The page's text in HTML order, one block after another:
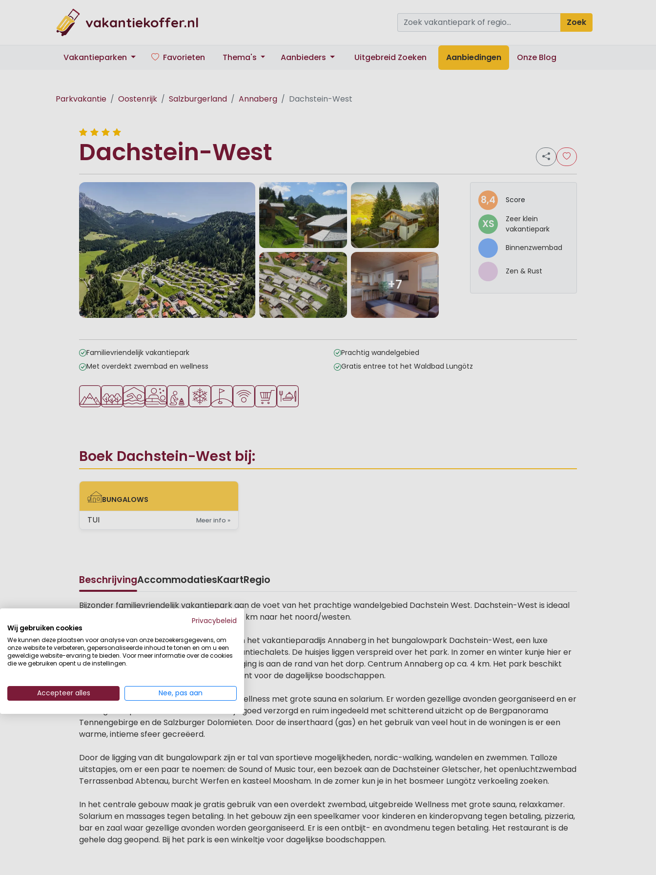
vakantiekoffer.nl Zoek
Vakantieparken Favorieten Thema's Aanbieders Uitgebreid Zoeken Aanbiedingen Onze Blog
Parkvakantie Oostenrijk Salzburgerland Annaberg Dachstein-West
Dachstein-West
+7
8,4 Score
XS
Zeer klein
vakantiepark
Binnenzwembad
Zen & Rust
Familievriendelijk vakantiepark
Met overdekt zwembad en wellness
Prachtig wandelgebied
Gratis entree tot het Waldbad Lungötz
Ligt in de heuvels/bergen
Ligt in een bosrijke omgeving
Overdekt zwembad
Wellnessfaciliteiten
Aanbevolen voor jonge kinderen
Wintervakantie
Golfbaan in de buurt
WiFi beschikbaar
Parkwinkel/Supermarkt
Restaurant of pizzeria
Boek Dachstein-West bij:
BUNGALOWS
BUNGALOWS
TUI Meer info »
BeschrijvingAccommodatiesKaartRegio
Beschrijving
Bijzonder familievriendelijk vakantiepark aan de voet van het prachtige wandelgebied Dachstein West. Dachstein-West is ideaal
voor families met kinderen. Salzburg ligt 70 km naar het noord/westen.
De vakantiewoning ligt op 1000 m hoogte in het vakantieparadijs Annaberg in het bungalowpark Dachstein-West, een luxe
vakantieoord met 70 nieuwgebouwde vakantiechalets. De huisjes liggen verspreid over het park. In zomer en winter kunje hier er
een heerlijke vakantie doorbrengen. De ligging is aan de rand van het dorp. Centrum Annaberg op ca. 4 km. Het park beschikt
over een eigen winkeltje waar je terecht kunt voor de dagelijkse boodschappen.
Er is een overdekt zwembad, uitgebreide wellness met grote sauna en solarium. Er worden gezellige avonden georganiseerd en er
is een goede pizzeria en bar. De huizen zijn goed verzorgd en ruim ingedeeld met schitterend uitzicht op de Bergpanorama
Tennengebirge en de Salzburger Dolomieten. Door de inserthaard (gas) en het gebruik van veel hout in de woningen is er een
warme, intieme sfeer gecreëerd.
Door de ligging van dit bungalowpark zijn er tal van sportieve mogelijkheden, nordic-walking, wandelen en zwemmen. Talloze
uitstapjes, om er een paar te noemen: de Sound of Music tour, een bezoek aan de Dachsteiner Gletscher, het openluchtzwembad
Terrassenbad Abtenau, burcht Werfen en kasteel Moosham. In de zomer kun je in het bosmeer Lungötz verkoeling zoeken.
In het centrale gebouw maak je gratis gebruik van een overdekt zwembad, uitgebreide Wellness met grote sauna, relaxkamer.
Solarium en massages tegen betaling. In het gebouw zijn een speelkamer voor kinderen en kinderopvang tegen betaling, pizzeria,
bar en zaal waar gezellige avonden worden georganiseerd. Er is een ontbijt- en avondmenu tegen betaling. Het restaurant is de
gehele dag geopend. Bij het park is een winkeltje voor dagelijkse boodschappen.
Privacybeleid
Wij gebruiken cookies
We kunnen deze plaatsen voor analyse van onze bezoekersgegevens, om
onze website te verbeteren, gepersonaliseerde inhoud te tonen en om u een
geweldige website-ervaring te bieden. Voor meer informatie over de cookies
die we gebruiken opent u de instellingen.
Accepteer alles Nee, pas aan